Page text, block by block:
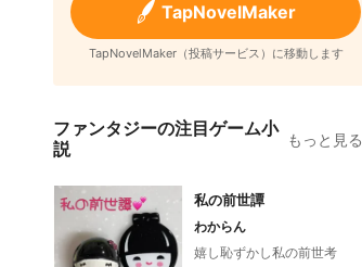
TapNovelMaker
TapNovelMaker（投稿サービス）に移動します
ファンタジーの注目ゲーム小
説
もっと見る
私の前世譚
わからん
嬉し恥ずかし私の前世考